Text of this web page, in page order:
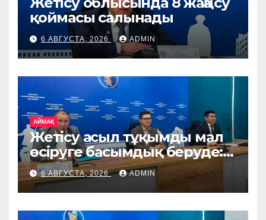
қоймасы салынады
6 АВГУСТА, 2026 ADMIN
АЙМАҚ
Жетісу асыл тұқымды мал
өсіруге басымдық беруде:
өңірге Ирландия, Дания
және Германиядан асыл
тұқымды жануарлар
жеткізіледі
6 АВГУСТА, 2026 ADMIN